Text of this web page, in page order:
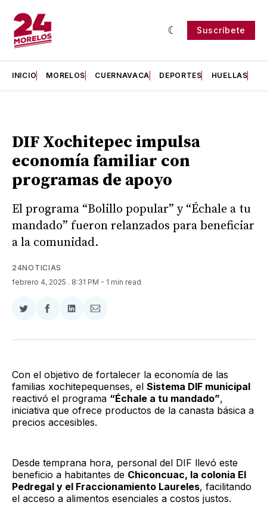
Suscríbete
INICIO MORELOS CUERNAVACA DEPORTES HUELLAS
DIF Xochitepec impulsa
economía familiar con
programas de apoyo
El programa “Bolillo popular” y “Échale a tu
mandado” fueron relanzados para beneficiar
a la comunidad.
24NOTICIAS
febrero 4, 2025 . 8:31 PM - 1 min read
Compartir
Twitter
Compartir
Facebook
Compartir
LinkedIn
Compartir
Email
Con el objetivo de fortalecer la economía de las
familias xochitepequenses, el Sistema DIF municipal
reactivó el programa “Échale a tu mandado”,
iniciativa que ofrece productos de la canasta básica a
precios accesibles.
Desde temprana hora, personal del DIF llevó este
beneficio a habitantes de Chiconcuac, la colonia El
Pedregal y el Fraccionamiento Laureles, facilitando
el acceso a alimentos esenciales a costos justos.